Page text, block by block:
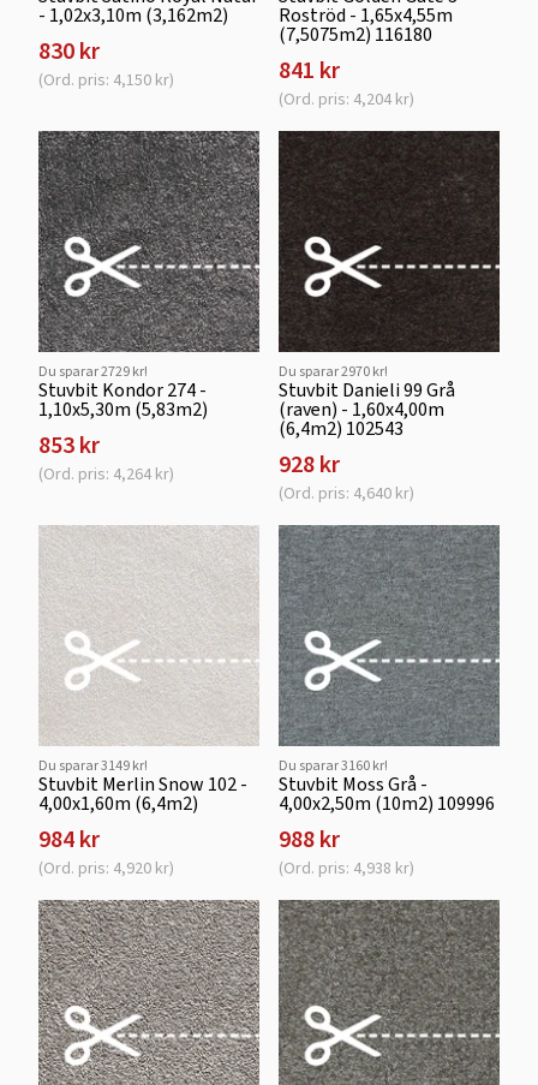
- 1,02x3,10m (3,162m2)
830 kr
(Ord. pris: 4,150 kr)
Roströd - 1,65x4,55m
(7,5075m2) 116180
841 kr
(Ord. pris: 4,204 kr)
Du sparar 2729 kr!
Stuvbit Kondor 274 -
1,10x5,30m (5,83m2)
853 kr
(Ord. pris: 4,264 kr)
Du sparar 2970 kr!
Stuvbit Danieli 99 Grå
(raven) - 1,60x4,00m
(6,4m2) 102543
928 kr
(Ord. pris: 4,640 kr)
Du sparar 3149 kr!
Stuvbit Merlin Snow 102 -
4,00x1,60m (6,4m2)
984 kr
(Ord. pris: 4,920 kr)
Du sparar 3160 kr!
Stuvbit Moss Grå -
4,00x2,50m (10m2) 109996
988 kr
(Ord. pris: 4,938 kr)